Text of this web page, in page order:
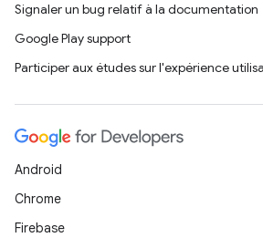
Signaler un bug relatif à la documentation
Google Play support
Participer aux études sur l'expérience
Android
Chrome
Firebase